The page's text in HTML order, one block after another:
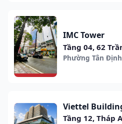
IMC Tower
Tầng 04, 62
Phường Tân Định
Viettel
Tầng 12, Tháp